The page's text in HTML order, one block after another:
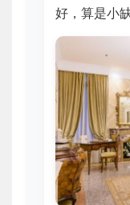
好，算是小缺